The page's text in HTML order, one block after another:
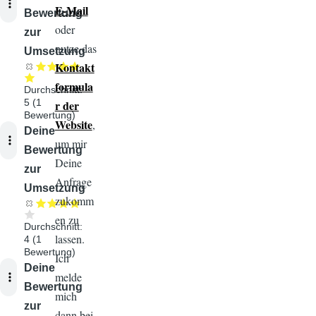
Bewertung
zur
Umsetzung
Durchschnitt:
5 (1
Bewertung)
Audiodatei
Deine
Bewertung
zur
Umsetzung
Durchschnitt:
4 (1
Bewertung)
Audiodatei
Deine
Bewertung
zur
E-Mail
oder
nutze das
Kontakt
formula
r der
Website,
um mir
Deine
Anfrage
zukomm
en zu
lassen.
Ich
melde
mich